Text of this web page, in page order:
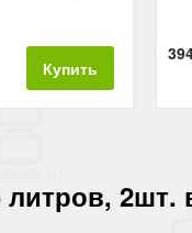
Купить
2шт.